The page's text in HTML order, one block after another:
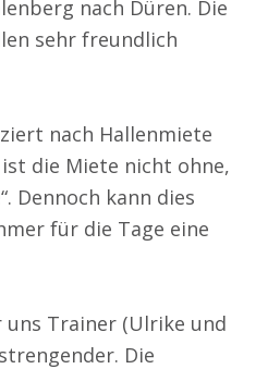
nach Düren. Die
sehr freundlich
nach Hallenmiete
die Miete nicht ohne,
Dennoch kann dies
für die Tage eine
uns Trainer (Ulrike und
Die